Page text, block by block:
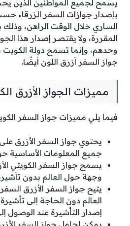
يسمح لجميع المواطنين الذين
بإصدار جوازات السفر الزرقاء
الساري خلال الوقت الراهن، وذلك
المقررة، ولا يقتصر إصدار هذا
وحدهم، وإنما تسمح دولة
جواز السفر أزرق اللون أيضًا.
مميزات الجواز الأزرق
فيما يلي مميزات جواز السفر
يحتوي جواز السفر الأزرق
جميع المعلومات الأساسية
وجهة حول العالم بدون
العالم دون الحاجة إلى
إصدار التأشيرة عند الوصول